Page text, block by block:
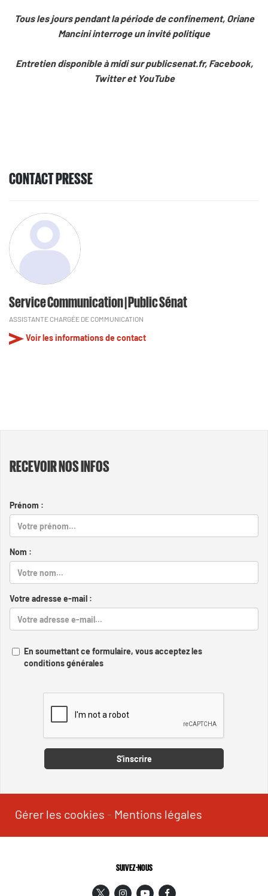
Tous les jours pendant la période de confinement, Oriane
Mancini interroge un invité politique
Entretien disponible à midi sur publicsenat.fr, Facebook,
Twitter et YouTube
CONTACT PRESSE
Service Communication | Public Sénat
ASSISTANTE CHARGÉE DE COMMUNICATION
Voir les informations de contact
RECEVOIR NOS INFOS
Prénom :
Nom :
Votre adresse e-mail :
En soumettant ce formulaire, vous acceptez les
conditions générales
S'inscrire
Gérer les cookies - Mentions légales
SUIVEZ-NOUS